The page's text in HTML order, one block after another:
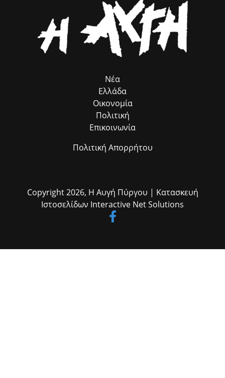
αναζητάτε την επιστημονική γνώση που απελευθερώνει και αλλάζει
τον κόσμο. Μα πάνω απ’ όλα, να παραμείνετε άνθρωποι με
ενσυναίσθηση, διάθεση για προσφορά και ανοιχτό μυαλό. Η νέα σας
ζωή αρχίζει τώρα — και είναι δική σας ευθύνη και δικό σας δικαίωμα
να της δώσετε το νόημα που εσείς επιθυμείτε. Το μέλλον δεν ανήκει
μόνο σε εκείνους που γνωρίζουν να χειρίζονται τα εργαλεία της
εποχής τους, αλλά και σε εκείνους που γνωρίζουν για ποιον σκοπό
Νέα
Ελλάδα
Οικονομία
Πολιτική
Επικοινωνία
Πολιτική Απορρήτου
Copyright 2026, Η Αυγή Πύργου | Κατασκευή
Ιστοσελίδων Interactive Net Solutions